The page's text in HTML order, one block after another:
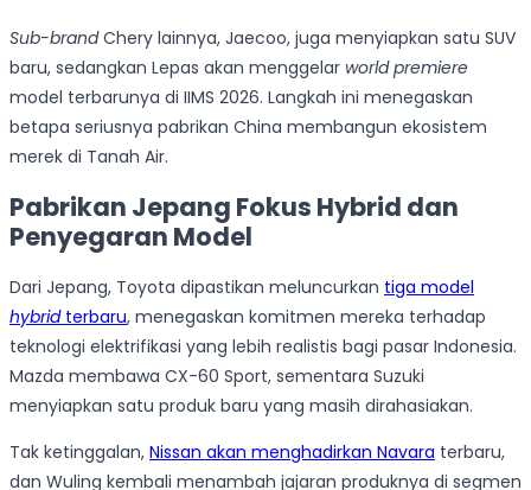
Sub-brandChery lainnya, Jaecoo, juga menyiapkan satu SUV
baru, sedangkan Lepas akan menggelar world premiere
model terbarunya di IIMS 2026. Langkah ini menegaskan
betapa seriusnya pabrikan China membangun ekosistem
merek di Tanah Air.
Pabrikan Jepang Fokus Hybrid dan
Penyegaran Model
Dari Jepang, Toyota dipastikan meluncurkan tiga model
hybridterbaru, menegaskan komitmen mereka terhadap
teknologi elektrifikasi yang lebih realistis bagi pasar Indonesia.
Mazda membawa CX-60 Sport, sementara Suzuki
menyiapkan satu produk baru yang masih dirahasiakan.
Tak ketinggalan, Nissan akan menghadirkan Navara terbaru,
dan Wuling kembali menambah jajaran produknya di segmen